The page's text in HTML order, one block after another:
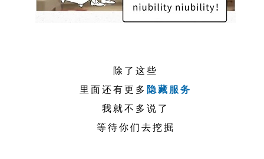
除了这些
里面还有更多隐藏服务
我就不多说了
等待你们去挖掘